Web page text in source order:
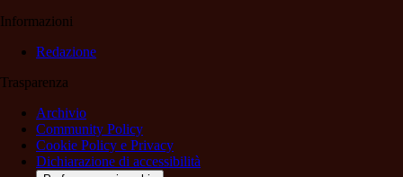
Informazioni
Redazione
Trasparenza
Archivio
Community Policy
Cookie Policy e Privacy
Dichiarazione di accessibilità